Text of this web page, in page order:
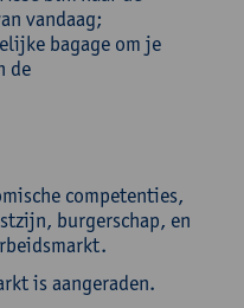
vandaag;
bagage om je
de
competenties,
burgerschap, en
is aangeraden.